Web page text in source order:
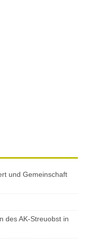
und Gemeinschaft
des AK-Streuobst in